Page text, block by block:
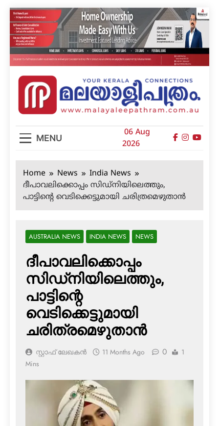
Skip
to
content
മലയാളിപത്രം
MENU
06 Aug
2026
Home News
India News
ദീപാവലിക്കൊപ്പം സിഡ്‌നിയിലെത്തും,
പാട്ടിന്റെ വെടിക്കെട്ടുമായി ചരിത്രമെഴുതാന്‍
AUSTRALIA NEWS INDIA NEWS NEWS
ദീപാവലിക്കൊപ്പം
സിഡ്‌നിയിലെത്തും,
പാട്ടിന്റെ
വെടിക്കെട്ടുമായി
ചരിത്രമെഴുതാന്‍
സ്റ്റാഫ് ലേഖകൻ 11 Months Ago 0
1
Mins